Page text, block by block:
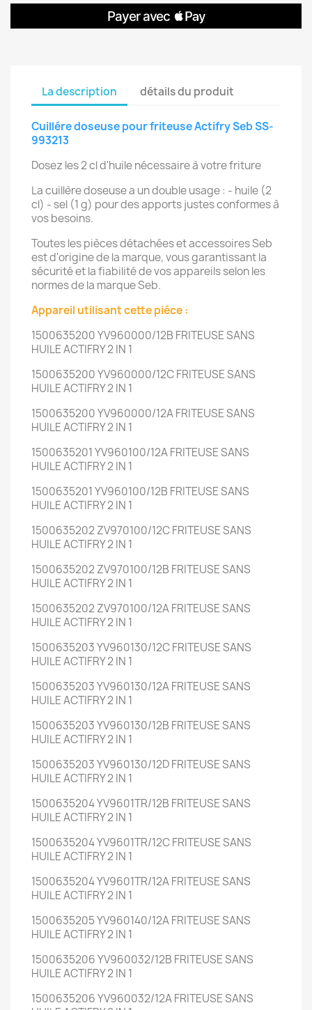
La description détails du produit
Cuillére doseuse pour friteuse Actifry Seb SS-
993213
Dosez les 2 cl d'huile nécessaire à votre friture
La cuillère doseuse a un double usage : - huile (2
cl) - sel (1 g) pour des apports justes conformes à
vos besoins.
Toutes les pièces détachées et accessoires Seb
est d'origine de la marque, vous garantissant la
sécurité et la fiabilité de vos appareils selon les
normes de la marque Seb.
Appareil utilisant cette piéce :
1500635200 YV960000/12B FRITEUSE SANS
HUILE ACTIFRY 2 IN 1
1500635200 YV960000/12C FRITEUSE SANS
HUILE ACTIFRY 2 IN 1
1500635200 YV960000/12A FRITEUSE SANS
HUILE ACTIFRY 2 IN 1
1500635201 YV960100/12A FRITEUSE SANS
HUILE ACTIFRY 2 IN 1
1500635201 YV960100/12B FRITEUSE SANS
HUILE ACTIFRY 2 IN 1
1500635202 ZV970100/12C FRITEUSE SANS
HUILE ACTIFRY 2 IN 1
1500635202 ZV970100/12B FRITEUSE SANS
HUILE ACTIFRY 2 IN 1
1500635202 ZV970100/12A FRITEUSE SANS
HUILE ACTIFRY 2 IN 1
1500635203 YV960130/12C FRITEUSE SANS
HUILE ACTIFRY 2 IN 1
1500635203 YV960130/12A FRITEUSE SANS
HUILE ACTIFRY 2 IN 1
1500635203 YV960130/12B FRITEUSE SANS
HUILE ACTIFRY 2 IN 1
1500635203 YV960130/12D FRITEUSE SANS
HUILE ACTIFRY 2 IN 1
1500635204 YV9601TR/12B FRITEUSE SANS
HUILE ACTIFRY 2 IN 1
1500635204 YV9601TR/12C FRITEUSE SANS
HUILE ACTIFRY 2 IN 1
1500635204 YV9601TR/12A FRITEUSE SANS
HUILE ACTIFRY 2 IN 1
1500635205 YV960140/12A FRITEUSE SANS
HUILE ACTIFRY 2 IN 1
1500635206 YV960032/12B FRITEUSE SANS
HUILE ACTIFRY 2 IN 1
1500635206 YV960032/12A FRITEUSE SANS